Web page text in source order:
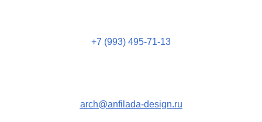
+7 (993) 495-71-13
arch@anfilada-design.ru